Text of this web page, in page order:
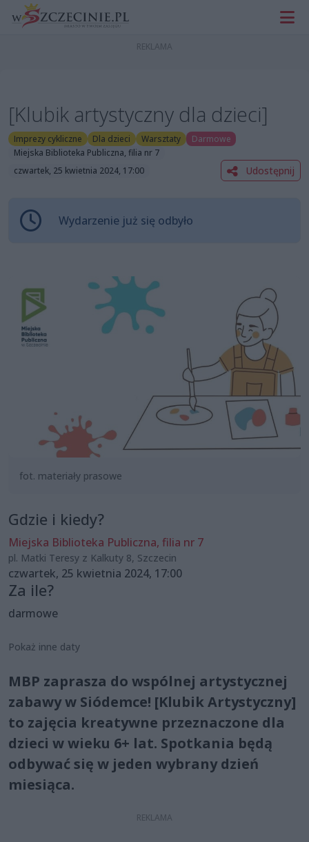
[Klubik artystyczny dla dzieci]
Imprezy cykliczne Dla dzieci Warsztaty
Darmowe
Miejska Biblioteka Publiczna, filia nr 7
czwartek, 25 kwietnia 2024, 17:00
Udostępnij
Wydarzenie już się odbyło
fot. materiały prasowe
Gdzie i kiedy?
Miejska Biblioteka Publiczna, filia nr 7
pl. Matki Teresy z Kalkuty 8, Szczecin
czwartek, 25 kwietnia 2024, 17:00
Za ile?
darmowe
Pokaż inne daty
MBP zaprasza do wspólnej artystycznej
zabawy w Siódemce! [Klubik Artystyczny]
to zajęcia kreatywne przeznaczone dla
dzieci w wieku 6+ lat. Spotkania będą
odbywać się w jeden wybrany dzień
miesiąca.